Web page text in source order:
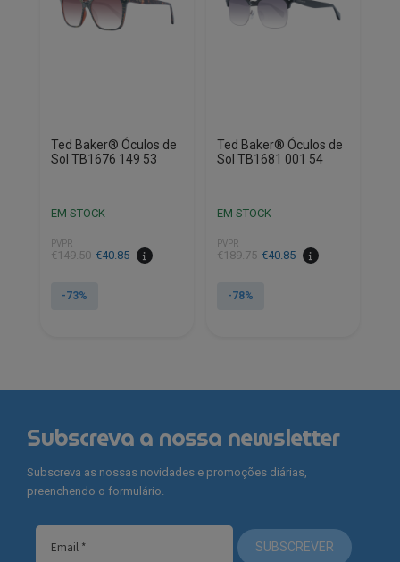
Ted Baker® Óculos de
Sol TB1676 149 53
EM STOCK
PVPR
€149.50
O
original
€40.85
O
atual
-73%
Ted Baker® Óculos de
Sol TB1681 001 54
EM STOCK
PVPR
€189.75
O
original
€40.85
O
atual
-78%
Subscreva a nossa newsletter
Subscreva as nossas novidades e promoções diárias,
preenchendo o formulário.
SUBSCREVER